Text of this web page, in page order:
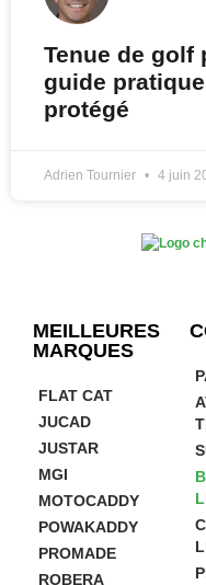
Tenue de golf
guide
protégé
Adrien Tournier 4 juin
MEILLEURES
MARQUES
FLAT CAT
JUCAD
JUSTAR
MGI
MOTOCADDY
POWAKADDY
PROMADE
ROBERA